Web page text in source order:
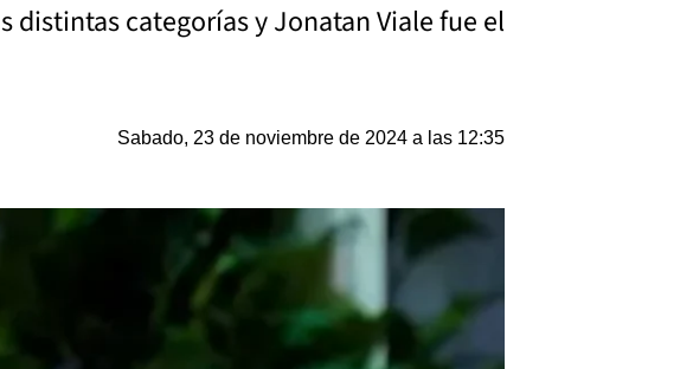
distintas categorías y Jonatan Viale fue el
Sabado, 23 de noviembre de 2024 a las 12:35